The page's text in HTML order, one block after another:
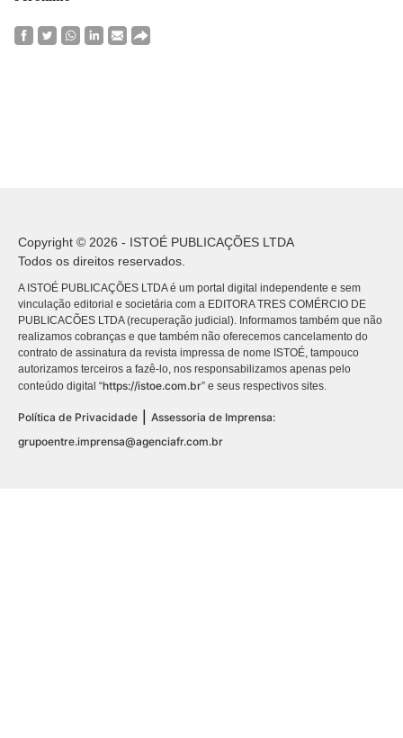
Copyright © 2026 - ISTOÉ PUBLICAÇÕES LTDA
Todos os direitos reservados.
A ISTOÉ PUBLICAÇÕES LTDA é um portal digital independente e sem
vinculação editorial e societária com a EDITORA TRES COMÉRCIO DE
PUBLICACÕES LTDA (recuperação judicial). Informamos também que não
realizamos cobranças e que também não oferecemos cancelamento do
contrato de assinatura da revista impressa de nome ISTOÉ, tampouco
autorizamos terceiros a fazê-lo, nos responsabilizamos apenas pelo
conteúdo digital “https://istoe.com.br” e seus respectivos sites.
Política de Privacidade | Assessoria de Imprensa:
grupoentre.imprensa@agenciafr.com.br